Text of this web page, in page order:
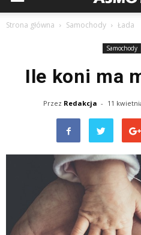
Strona główna Samochody Łada
Samochody
Ile koni ma
Przez Redakcja - 11